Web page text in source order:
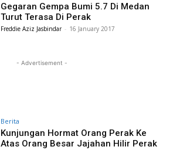
Gegaran Gempa Bumi 5.7 Di Medan
Turut Terasa Di Perak
Freddie Aziz Jasbindar - 16 January 2017
- Advertisement -
Berita
Kunjungan Hormat Orang Perak Ke
Atas Orang Besar Jajahan Hilir Perak